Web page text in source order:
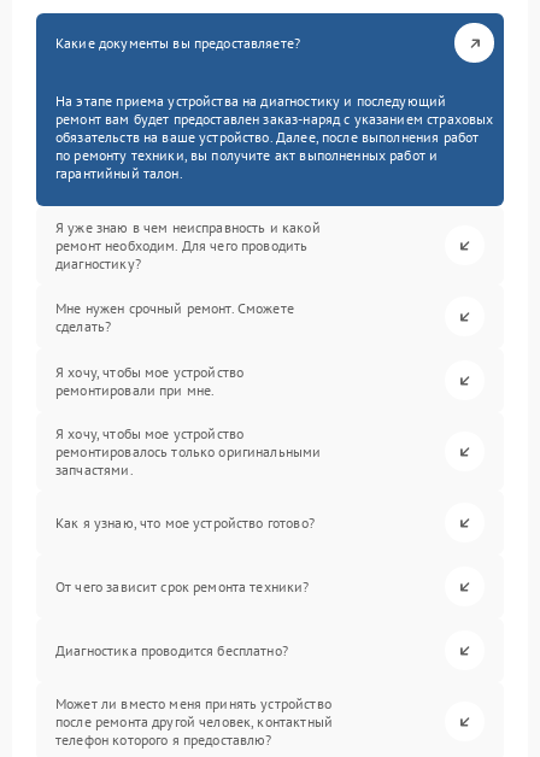
Какие документы вы предоставляете?
На этапе приема устройства на диагностику и последующий
ремонт вам будет предоставлен заказ-наряд с указанием страховых
обязательств на ваше устройство. Далее, после выполнения работ
по ремонту техники, вы получите акт выполненных работ и
гарантийный талон.
Я уже знаю в чем неисправность и какой
ремонт необходим. Для чего проводить
диагностику?
Мне нужен срочный ремонт. Сможете
сделать?
Я хочу, чтобы мое устройство
ремонтировали при мне.
Я хочу, чтобы мое устройство
ремонтировалось только оригинальными
запчастями.
Как я узнаю, что мое устройство готово?
От чего зависит срок ремонта техники?
Диагностика проводится бесплатно?
Может ли вместо меня принять устройство
после ремонта другой человек, контактный
телефон которого я предоставлю?